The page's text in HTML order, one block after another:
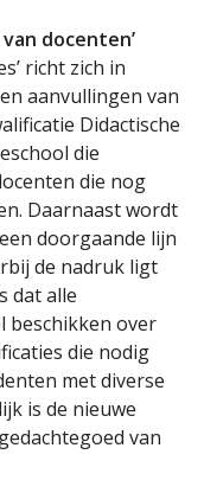
docenten’
richt zich in
aanvullingen van
Didactische
die
die nog
Daarnaast wordt
doorgaande lijn
de nadruk ligt
dat alle
beschikken over
die nodig
met diverse
is de nieuwe
van